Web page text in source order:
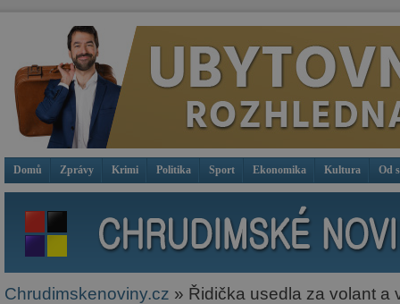
Domů Zprávy Krimi Politika Sport Ekonomika Kultura Od
Chrudimskenoviny.cz » Řidička usedla za volant a